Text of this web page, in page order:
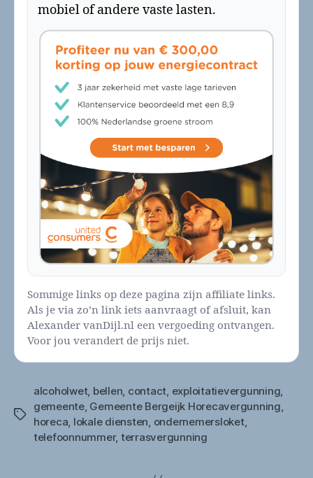
mobiel of andere vaste lasten.
Sommige links op deze pagina zijn affiliate links.
Als je via zo’n link iets aanvraagt of afsluit, kan
Alexander vanDijl.nl een vergoeding ontvangen.
Voor jou verandert de prijs niet.
Tags
alcoholwet, bellen contact exploitatievergunning
gemeente, Gemeente Bergeijk Horecavergunning
horeca lokale diensten ondernemersloket,
telefoonnummer, terrasvergunning